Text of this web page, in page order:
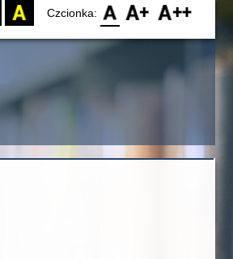
BY Czcionka: F0 F1 F2